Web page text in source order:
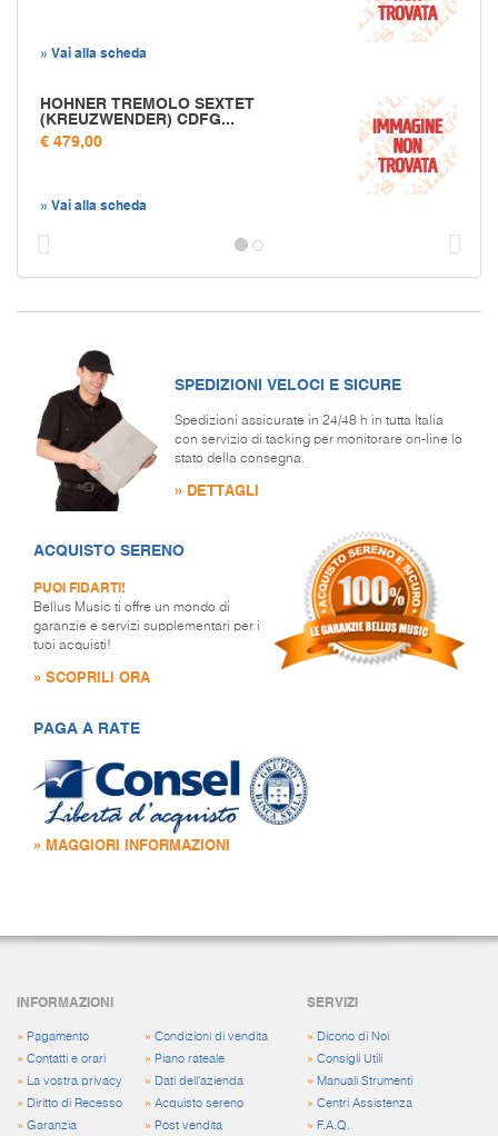
» Vai alla scheda
HOHNER TREMOLO SEXTET
(KREUZWENDER) CDFG...
€ 479,00
» Vai alla scheda
SPEDIZIONI VELOCI E SICURE
Spedizioni assicurate in 24/48 h in tutta Italia
con servizio di tacking per monitorare on-line lo
stato della consegna.
» DETTAGLI
ACQUISTO SERENO
PUOI FIDARTI!
Bellus Music ti offre un mondo di
garanzie e servizi supplementari per i
tuoi acquisti!
» SCOPRILI ORA
PAGA A RATE
» MAGGIORI INFORMAZIONI
INFORMAZIONI
» Pagamento
» Contatti e orari
» La vostra privacy
» Diritto di Recesso
» Garanzia
» Condizioni di vendita
» Piano rateale
» Dati dell'azienda
» Acquisto sereno
» Post vendita
SERVIZI
» Dicono di Noi
»Consigli Utili
» Manuali Strumenti
»Centri Assistenza
» F.A.Q.